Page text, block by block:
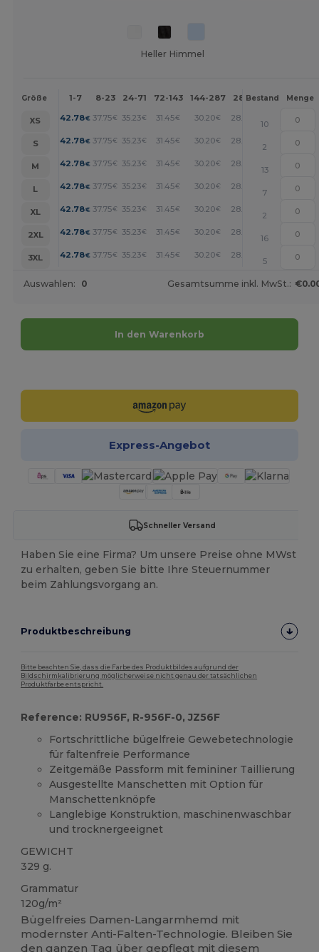
Heller Himmel
Größe 1-7 8-23 24-71 72-143 144-287 288 + Mehr
Bestand Menge
XS 42.78€ 37.75€ 35.23€ 31.45€ 30.20€ 28.94
10
S
42.78€ 37.75€ 35.23€ 31.45€ 30.20€ 28.94
2
M
42.78€ 37.75€ 35.23€ 31.45€ 30.20€ 28.94
13
L
42.78€ 37.75€ 35.23€ 31.45€ 30.20€ 28.94
7
XL
42.78€ 37.75€ 35.23€ 31.45€ 30.20€ 28.94
2
2XL
42.78€ 37.75€ 35.23€ 31.45€ 30.20€ 28.94
16
3XL
42.78€ 37.75€ 35.23€ 31.45€ 30.20€ 28.94
5
Auswahlen: 0 Gesamtsumme inkl. MwSt.:
In den Warenkorb
Express-Angebot
Schneller Versand
Haben Sie eine Firma? Um unsere Preise ohne MWst
zu erhalten, geben Sie bitte Ihre Steuernummer
beim Zahlungsvorgang an.
Produktbeschreibung
Bitte beachten Sie, dass die Farbe des Produktbildes aufgrund der
Bildschirmkalibrierung möglicherweise nicht genau der tatsächlichen
Produktfarbe entspricht.
Reference: RU956F, R-956F-0, JZ56F
Fortschrittliche bügelfreie Gewebetechnologie
für faltenfreie Performance
Zeitgemäße Passform mit femininer Taillierung
Ausgestellte Manschetten mit Option für
Manschettenknöpfe
Langlebige Konstruktion, maschinenwaschbar
und trocknergeeignet
GEWICHT
329 g.
Grammatur
120g/m²
Bügelfreies Damen-Langarmhemd mit
modernster Anti-Falten-Technologie. Bleiben Sie
den ganzen Tag über gepflegt mit diesem